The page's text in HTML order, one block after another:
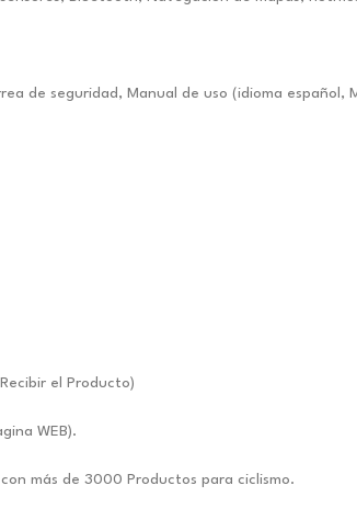
de seguridad, Manual de uso (idioma
el Producto)
WEB).
más de 3000 Productos para ciclismo.